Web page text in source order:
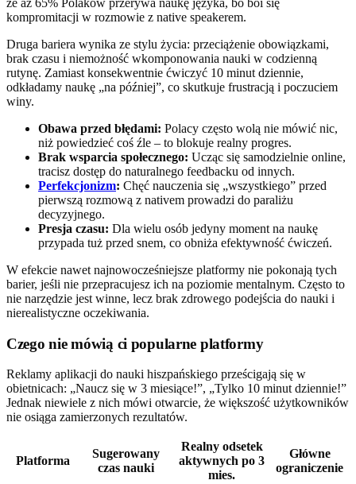
kompromitacji w rozmowie z native speakerem.
Druga bariera wynika ze stylu życia: przeciążenie obowiązkami,
brak czasu i niemożność wkomponowania nauki w codzienną
rutynę. Zamiast konsekwentnie ćwiczyć 10 minut dziennie,
odkładamy naukę „na później”, co skutkuje frustracją i poczuciem
winy.
Obawa przed błędami: Polacy często wolą nie mówić nic,
niż powiedzieć coś źle – to blokuje realny progres.
Brak wsparcia społecznego: Ucząc się samodzielnie online,
tracisz dostęp do naturalnego feedbacku od innych.
Perfekcjonizm: Chęć nauczenia się „wszystkiego” przed
pierwszą rozmową z nativem prowadzi do paraliżu
decyzyjnego.
Presja czasu: Dla wielu osób jedyny moment na naukę
przypada tuż przed snem, co obniża efektywność ćwiczeń.
W efekcie nawet najnowocześniejsze platformy nie pokonają tych
barier, jeśli nie przepracujesz ich na poziomie mentalnym. Często to
nie narzędzie jest winne, lecz brak zdrowego podejścia do nauki i
nierealistyczne oczekiwania.
Czego nie mówią ci popularne platformy
Reklamy aplikacji do nauki hiszpańskiego prześcigają się w
obietnicach: „Naucz się w 3 miesiące!”, „Tylko 10 minut dziennie!”
Jednak niewiele z nich mówi otwarcie, że większość użytkowników
nie osiąga zamierzonych rezultatów.
Platforma
Sugerowany
czas nauki
Realny odsetek
aktywnych po 3
mies.
Główne
ograniczenie